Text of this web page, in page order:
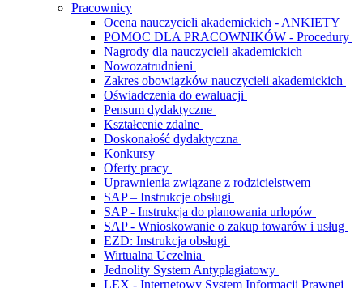
Pracownicy
Ocena nauczycieli akademickich - ANKIETY
POMOC DLA PRACOWNIKÓW - Procedury
Nagrody dla nauczycieli akademickich
Nowozatrudnieni
Zakres obowiązków nauczycieli akademickich
Oświadczenia do ewaluacji
Pensum dydaktyczne
Kształcenie zdalne
Doskonałość dydaktyczna
Konkursy
Oferty pracy
Uprawnienia związane z rodzicielstwem
SAP – Instrukcje obsługi
SAP - Instrukcja do planowania urlopów
SAP - Wnioskowanie o zakup towarów i usług
EZD: Instrukcja obsługi
Wirtualna Uczelnia
Jednolity System Antyplagiatowy
LEX - Internetowy System Informacji Prawnej